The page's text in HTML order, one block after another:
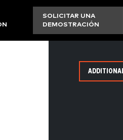
SOLICITAR UNA
DEMOSTRACIÓN